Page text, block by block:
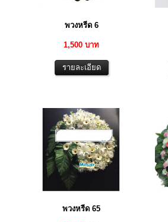
พวงหรีด 6
1,500 บาท
พวงหรีด 65